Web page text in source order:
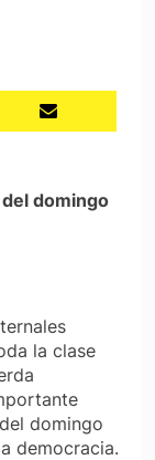
domingo
la clase
domingo
democracia.